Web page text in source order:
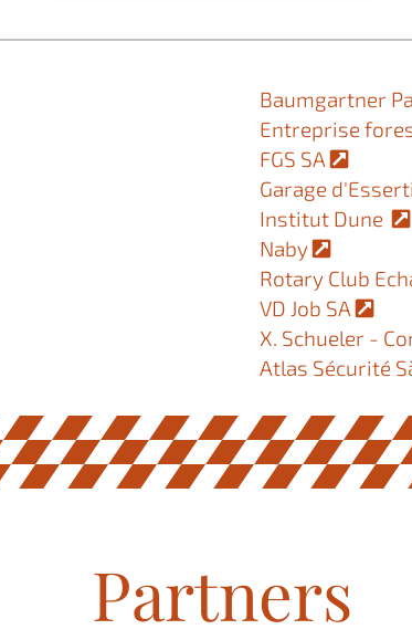
Baumgartner
Entreprise
FGS SA
Garage
Institut Dune
Naby
Rotary Club
VD Job SA
X. Schueler -
Atlas Sécurité
Partners